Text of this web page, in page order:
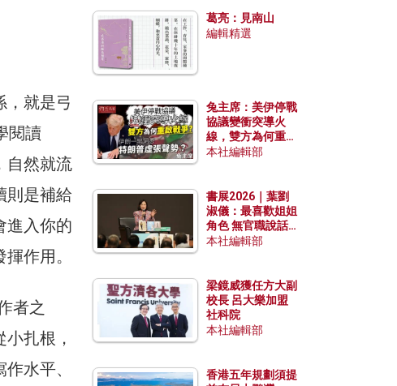
，就是弓
閱讀
自然就流
則是補給
進入你的
作用。
者之
扎根，
水平、
葛亮：見南山
編輯精選
兔主席：美伊停戰
協議變衝突導火
線，雙方為何重啟
戰爭？伊朗一早洞
本社編輯部
書展2026｜葉劉
淑儀：最喜歡姐姐
角色 無官職說話
包袱少
本社編輯部
梁鏡威獲任方大副
校長 呂大樂加盟
社科院
本社編輯部
香港五年規劃須提